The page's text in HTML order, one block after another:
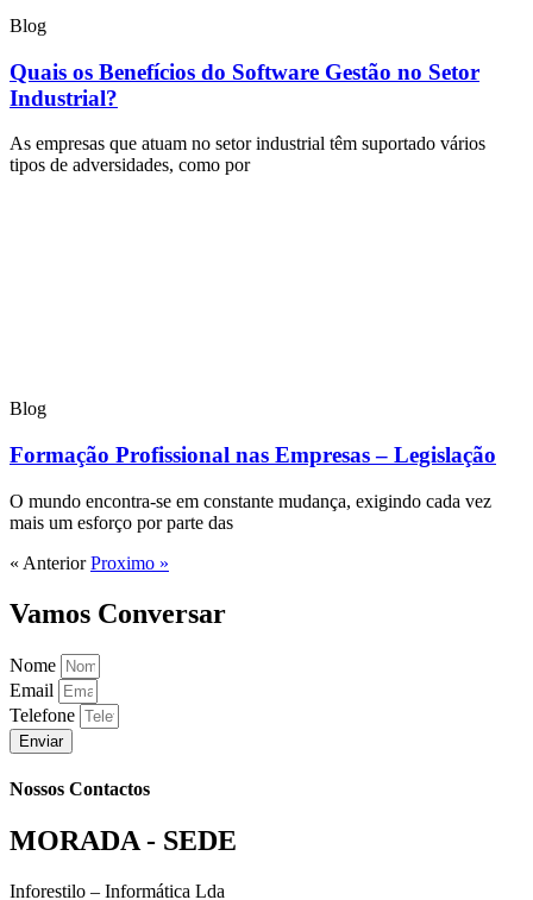
Blog
Quais os Benefícios do Software Gestão no Setor
Industrial?
As empresas que atuam no setor industrial têm suportado vários
tipos de adversidades, como por
Blog
Formação Profissional nas Empresas – Legislação
O mundo encontra-se em constante mudança, exigindo cada vez
mais um esforço por parte das
« Anterior Proximo »
Vamos Conversar
Nome
Email
Telefone
Enviar
Nossos Contactos
MORADA - SEDE
Inforestilo – Informática Lda